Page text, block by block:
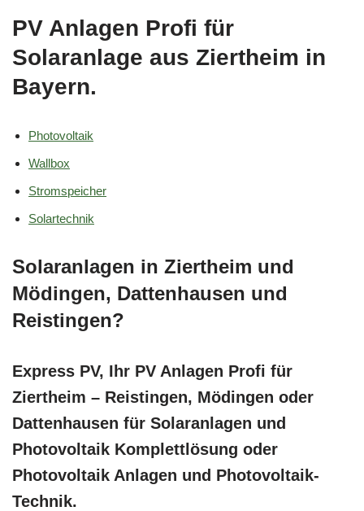
PV Anlagen Profi für
Solaranlage aus Ziertheim in
Bayern.
Photovoltaik
Wallbox
Stromspeicher
Solartechnik
Solaranlagen in Ziertheim und
Mödingen, Dattenhausen und
Reistingen?
Express PV, Ihr PV Anlagen Profi für
Ziertheim – Reistingen, Mödingen oder
Dattenhausen für Solaranlagen und
Photovoltaik Komplettlösung oder
Photovoltaik Anlagen und Photovoltaik-
Technik.